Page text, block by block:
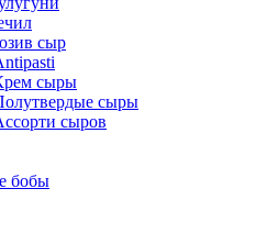
сыр
сыры
сыры
сыров
бобы